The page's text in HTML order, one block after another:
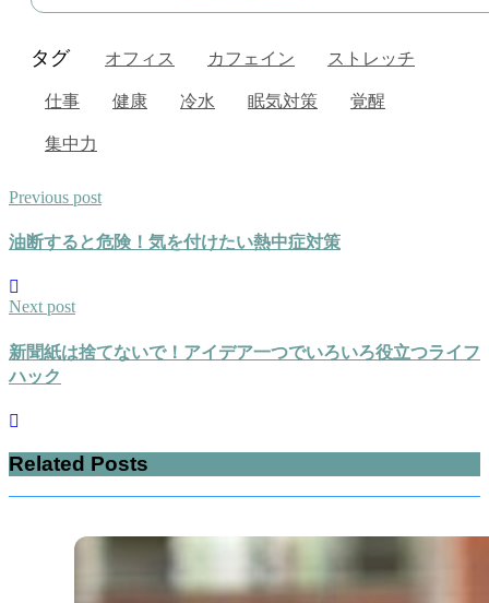
タグ オフィス カフェイン ストレッチ
仕事 健康 冷水 眠気対策 覚醒
集中力
Previous post
油断すると危険！気を付けたい熱中症対策
Next post
新聞紙は捨てないで！アイデア一つでいろいろ役立つライフ
ハック
Related Posts